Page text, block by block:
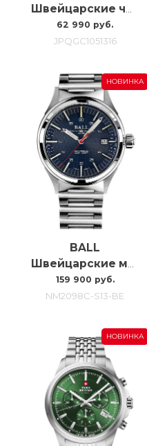
62 990 руб.
JPQGC1051316
НОВИНКА
BALL
Швейцарские мужские часы C автоподзаводом Ball Nightbreaker NM2098C-S13-BE
159 900 руб.
NM2098C-S13-BE
НОВИНКА